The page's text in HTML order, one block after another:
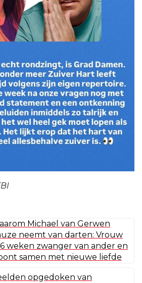
Michael van Gerwen
neemt van darten: Vrouw
weken zwanger van ander en
samen met nieuwe liefde
opgedoken van